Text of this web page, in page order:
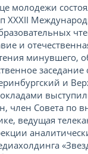
молодежи
XXXII
и
минувшего,
заседание
и
член Совета по
ведущая